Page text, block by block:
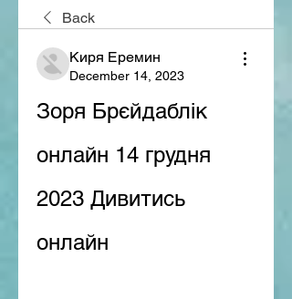
Back
Киря Еремин
December 14, 2023
Зоря Брєйдаблік
онлайн 14 грудня
2023 Дивитись
онлайн